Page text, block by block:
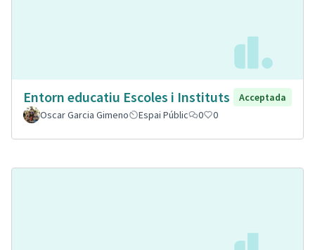
Entorn educatiu Escoles i Instituts
Acceptada
Oscar Garcia Gimeno
Espai Públic 0 0